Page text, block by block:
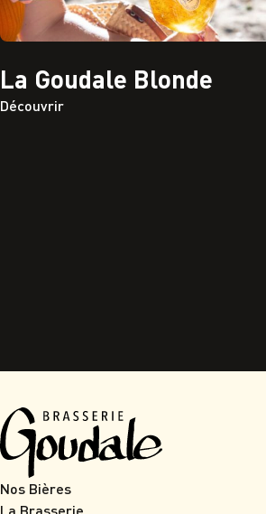
La Goudale Blonde
Découvrir
Nos Bières
La Brasserie